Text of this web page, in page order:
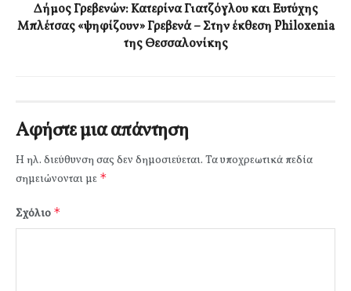
Δήμος Γρεβενών: Κατερίνα Γιατζόγλου και Ευτύχης
Μπλέτσας «ψηφίζουν» Γρεβενά – Στην έκθεση Philoxenia
της Θεσσαλονίκης
Αφήστε μια απάντηση
Η ηλ. διεύθυνση σας δεν δημοσιεύεται. Τα υποχρεωτικά πεδία
σημειώνονται με *
Σχόλιο *